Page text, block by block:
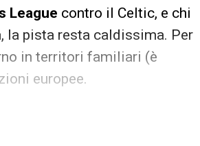
League contro il Celtic, e chi
la pista resta caldissima. Per
in territori familiari (è
europee.